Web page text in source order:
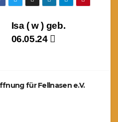
Isa ( w ) geb.
06.05.24
für Fellnasen e.V.